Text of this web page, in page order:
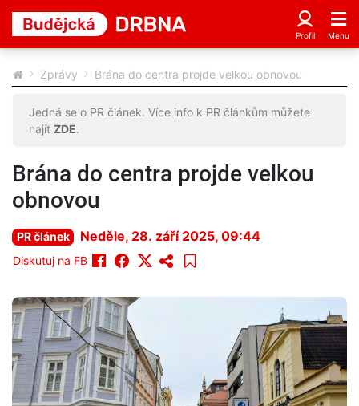
Zprávy Brána do centra projde velkou obnovou
Jedná se o PR článek. Více info k PR článkům můžete
najít ZDE.
Brána do centra projde velkou
obnovou
PR článek Neděle, 28. září 2025, 09:44
Diskutuj na FB